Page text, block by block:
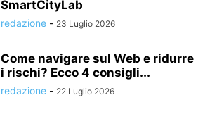
SmartCityLab
redazione - 23 Luglio 2026
Come navigare sul Web e ridurre
i rischi? Ecco 4 consigli...
redazione - 22 Luglio 2026